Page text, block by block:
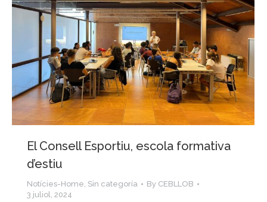
El Consell Esportiu, escola formativa
d’estiu
Notícies-Home, Sin categoría By CEBLLOB
3 juliol, 2024